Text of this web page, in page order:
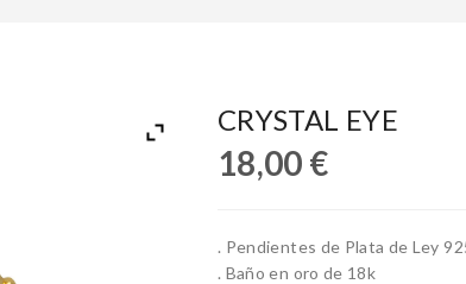
CRYSTAL EYE
18,00 €
. Pendientes de Plata de Ley
. Baño en oro de 18k